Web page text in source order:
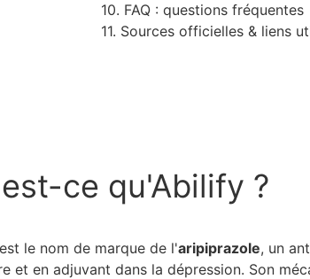
10. FAQ : questions fréquentes
11. Sources officielles & liens
ce qu'Abilify ?
le nom de marque de l'aripiprazole, un
et en adjuvant dans la dépression. Son